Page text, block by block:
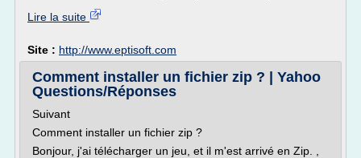
Lire la suite
Site : http://www.eptisoft.com
Comment installer un fichier zip ? | Yahoo
Questions/Réponses
Suivant
Comment installer un fichier zip ?
Bonjour, j'ai télécharger un jeu, et il m'est arrivé en Zip. ,